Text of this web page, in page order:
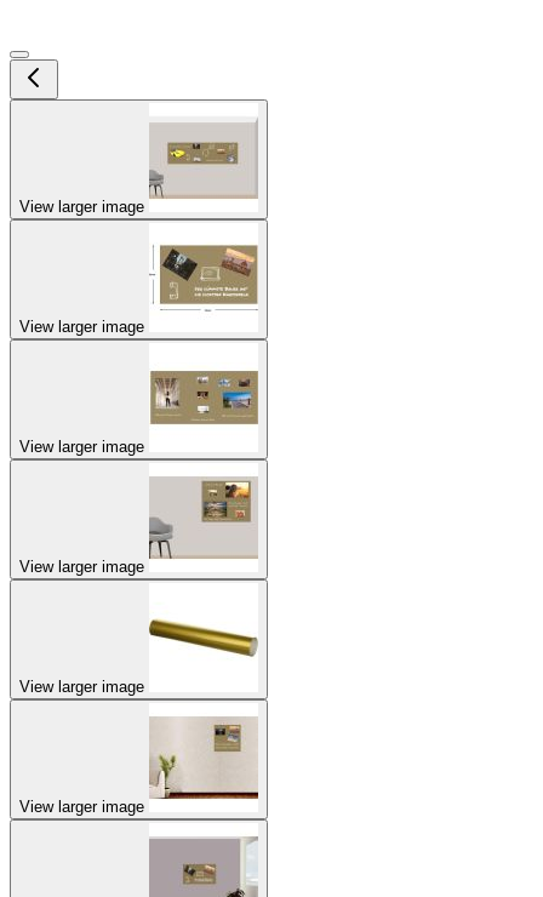
View larger image
View larger image
View larger image
View larger image
View larger image
View larger image